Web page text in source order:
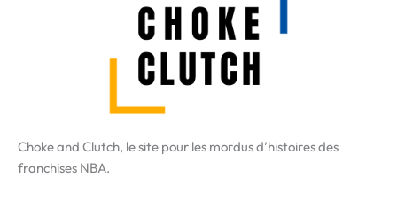
Choke and Clutch, le site pour les mordus d’histoires des
franchises NBA.